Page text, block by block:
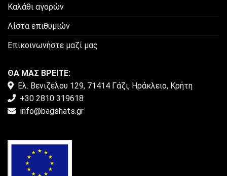
Καλάθι αγορών
Λίστα επιθυμιών
Επικοινωνήστε μαζί μας
ΘΑ ΜΑΣ ΒΡΕΙΤΕ:
Ελ. Βενιζέλου 129, 71414 Γάζι, Ηράκλειο, Κρήτη
+30 2810 319618
info@bagshats.gr